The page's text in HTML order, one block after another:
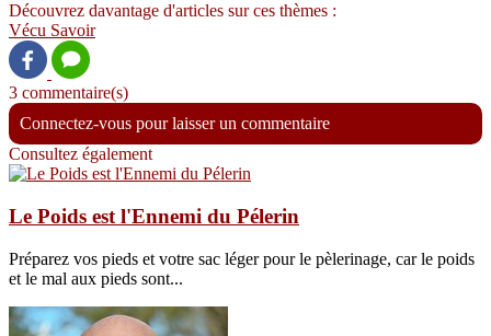
Découvrez davantage d'articles sur ces thèmes :
Vécu Savoir
3 commentaire(s)
Connectez-vous pour laisser un commentaire
Consultez également
Le Poids est l'Ennemi du Pélerin
Préparez vos pieds et votre sac léger pour le pèlerinage, car le poids
et le mal aux pieds sont...